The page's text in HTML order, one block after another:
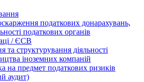
податкових донарахувань,
податкових органів
/ ЄСВ
та структурування діяльності
іноземних компаній
на предмет податкових ризиків
аудит)